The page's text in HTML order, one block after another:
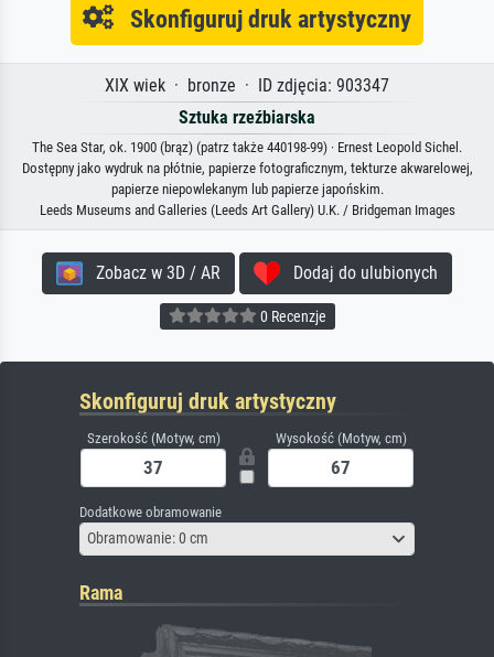
Skonfiguruj druk artystyczny
XIX wiek · bronze · ID zdjęcia: 903347
Sztuka rzeźbiarska
The Sea Star, ok. 1900 (brąz) (patrz także 440198-99) · Ernest Leopold Sichel.
Dostępny jako wydruk na płótnie, papierze fotograficznym, tekturze akwarelowej,
papierze niepowlekanym lub papierze japońskim.
Leeds Museums and Galleries (Leeds Art Gallery) U.K. / Bridgeman Images
Zobacz w 3D / AR Dodaj do ulubionych
0 Recenzje
Skonfiguruj druk artystyczny
Szerokość (Motyw, cm) Wysokość (Motyw, cm)
Dodatkowe obramowanie
Obramowanie: 0 cm
Rama